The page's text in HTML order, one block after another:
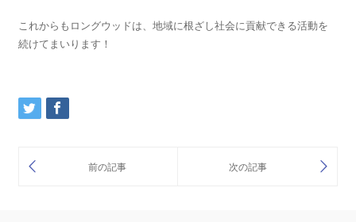
これからもロングウッドは、地域に根ざし社会に貢献できる活動を
続けてまいります！